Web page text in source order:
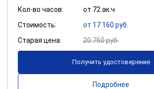
Кол-во часов:
от 72 ак.ч
Стоимость:
от 17 160 руб.
Старая цена:
20 760 руб.
Получить удостоверение
Подробнее